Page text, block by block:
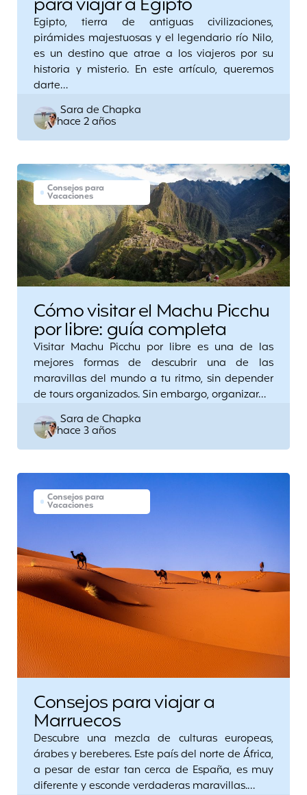
Egipto, tierra de antiguas civilizaciones,
pirámides majestuosas y el legendario río Nilo,
es un destino que atrae a los viajeros por su
historia y misterio. En este artículo, queremos
darte…
Posted
by
Sara de Chapka
hace 2 años
Consejos para
Vacaciones
Cómo visitar el Machu Picchu
por libre: guía completa
Visitar Machu Picchu por libre es una de las
mejores formas de descubrir una de las
maravillas del mundo a tu ritmo, sin depender
de tours organizados. Sin embargo, organizar…
Posted
by
Sara de Chapka
hace 3 años
Consejos para
Vacaciones
Consejos para viajar a
Marruecos
Descubre una mezcla de culturas europeas,
árabes y bereberes. Este país del norte de África,
a pesar de estar tan cerca de España, es muy
diferente y esconde verdaderas maravillas.…